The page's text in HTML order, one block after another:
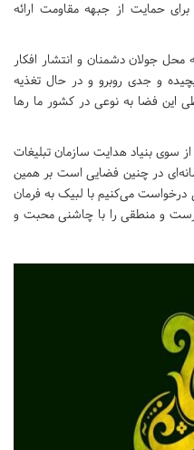
برای حمایت از جبهه مقاومت ارائه
محل جولان دشمنان و انتشار افکار
و جدی روبرو و در حال تغذیه
این فضا به نوعی در کشور ما رها
از سوی بنیاد هدایت سازمان تبلیغات
در چنین فضایی است بر همین
درخواست می‌کنیم با لبیک به فرمان
و منطقی را با چاشنی محبت و